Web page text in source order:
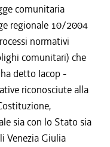
comunitaria
regionale 10/2004
normativi
comunitari) che
detto Iacop -
riconosciute alla
sia con lo Stato sia
Venezia Giulia